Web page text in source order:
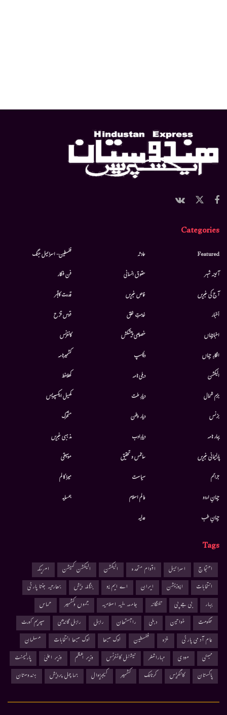
Categories
Featured
آئینہ شہر
آج کی خبریں
أخبار
اخبارجہاں
افکارِ جہاں
الیکشن
بزم شمال
بزنس
بہار نامہ
پارلیمانی خبریں
جرائم
جہانِ اردو
جہانِ طب
حادثہ
حقوق انسانی
خاص خبریں
خدمتِ خلق
خصوصی پیشکش
دلچسپ
دہلی نامہ
دیارِ ملت
دیار وطن
دیارِادب
سائنس و تحقیق
سیاست
عالم اسلام
عدلیہ
فلسطین- اسرائیل جنگ
فن فنکار
قدرت کاقہر
قوس قزح
کانفرنس
کشمیرنامہ
کھلاخط
کھیل ایکسپریس
متحرك
مذہبی خبریں
موسيقى
میرا کالم
ہمسایہ
Tags
احتجاج اسرائیل اقوام متحدہ الیکشن الیکشن کمیشن
امریکہ
انتخابات
اپوزیشن ایران اے ایم یو بنگلہ دیش
بھارتیہ جنتا پارٹی
بہار
بی جے پی تلنگانہ جامعہ ملیہ اسلامیہ جموں وکشمیر
حماس
حکومت
خواتین دہلی راجستھان راہل راہل گاندھی
سپریم کورٹ
عام آدمی پارٹی
غزہ فلسطین لوک سبھا لوک سبھا انتخابات
مسلمان
ممبئی
مودی مہاراشٹر نیشنل کانفرنس وزیر اعظم وزیر اعلیٰ
پارلیمنٹ
پاکستان
کانگریس کرناٹک کشمیر کیجریوال ہماچل پردیش ہندوستان